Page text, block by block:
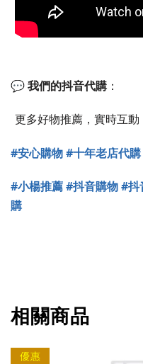
💬 我們的抖音代購 ：
更多好物推薦，實時互動
#安心購物 #十年老店代
#小楊推薦 #抖音購物 #
購
相關商品
優惠